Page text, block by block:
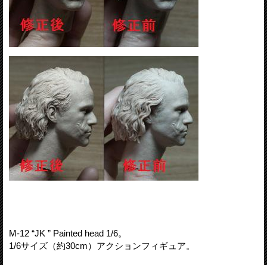
M-12 “JK ” Painted head 1/6。
1/6サイズ（約30cm）アクションフィギュア。